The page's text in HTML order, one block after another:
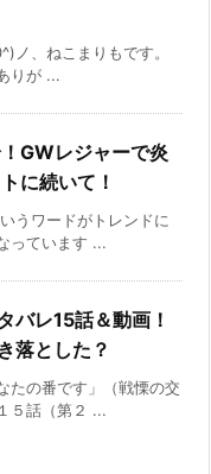
ノ、ねこまりもです。
りが ...
GWレジャーで炎
に続いて！
うワードがトレンドに
っています ...
バレ15話＆動画！
落とした？
たの番です」（戦慄の交
５話（第２ ...